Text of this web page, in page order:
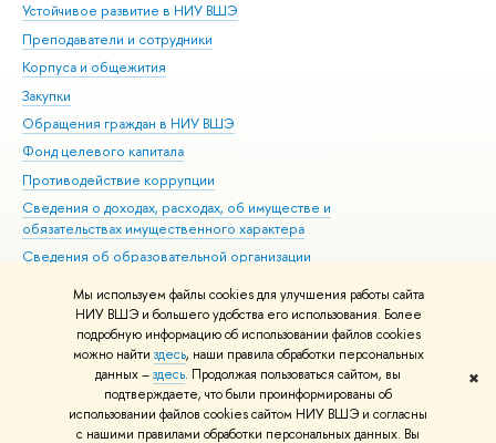
Мы используем файлы cookies для улучшения работы сайта
НИУ ВШЭ и большего удобства его использования. Более
подробную информацию об использовании файлов cookies
можно найти здесь, наши правила обработки персональных
данных –здесь. Продолжая пользоваться сайтом, вы
подтверждаете, что были проинформированы об
использовании файлов cookies сайтом НИУ ВШЭ и согласны
с нашими правилами обработки персональных данных. Вы
✖
Устойчивое развитие в НИУ ВШЭ
Преподаватели и сотрудники
Корпуса и общежития
Закупки
Обращения граждан в НИУ ВШЭ
Фонд целевого капитала
Противодействие коррупции
Сведения о доходах, расходах, об имуществе и
обязательствах имущественного характера
Сведения об образовательной организации
Людям с ограниченными возможностями здоровья
Единая платежная страница
Работа в Вышке
© НИУ ВШЭ 1993–2026 Адреса и контакты Условия использования
материалов Политика конфиденциальности Карта сайта